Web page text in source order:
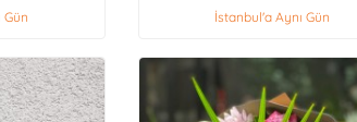
Gün İstanbul'a Aynı Gün